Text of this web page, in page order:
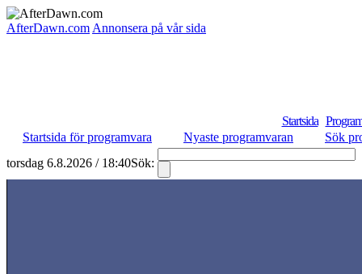
AfterDawn.com Annonsera på vår sida
Startsida
Startsida för programvara
Nyaste programvaran
Sök
torsdag 6.8.2026 / 18:40Sök: